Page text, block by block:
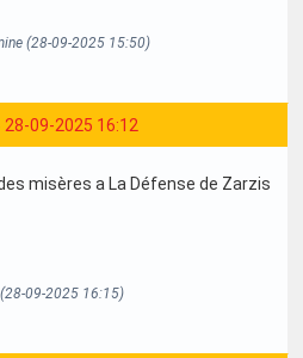
(28-09-2025 15:50)
28-09-2025 16:12
misères a La Défense de Zarzis
09-2025 16:15)